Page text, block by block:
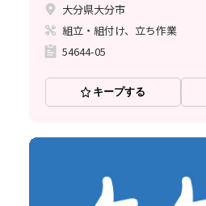
大分県大分市
組立・組付け、立ち作業
54644-05
キープする